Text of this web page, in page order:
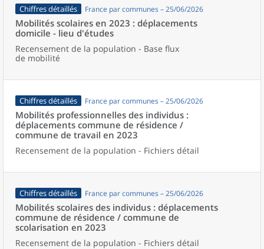
Chiffres détaillés France par communes – 25/06/2026
Mobilités scolaires en 2023 : déplacements
domicile - lieu d'études
Recensement de la population - Base flux
de mobilité
Chiffres détaillés France par communes – 25/06/2026
Mobilités professionnelles des individus :
déplacements commune de résidence /
commune de travail en 2023
Recensement de la population - Fichiers détail
Chiffres détaillés France par communes – 25/06/2026
Mobilités scolaires des individus : déplacements
commune de résidence / commune de
scolarisation en 2023
Recensement de la population - Fichiers détail